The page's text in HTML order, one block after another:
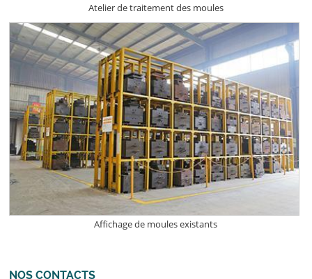
Atelier de traitement des moules
Affichage de moules existants
NOS CONTACTS